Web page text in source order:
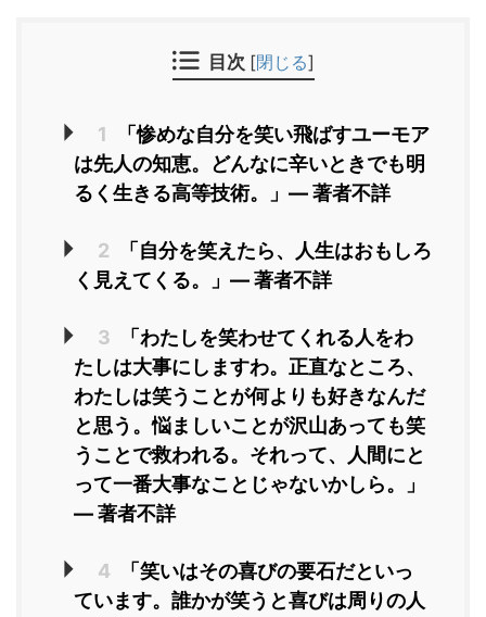
目次 [閉じる]
1
「惨めな自分を笑い飛ばすユーモア
は先人の知恵。どんなに辛いときでも明
るく生きる高等技術。」― 著者不詳
2
「自分を笑えたら、人生はおもしろ
く見えてくる。」― 著者不詳
3
「わたしを笑わせてくれる人をわ
たしは大事にしますわ。正直なところ、
わたしは笑うことが何よりも好きなんだ
と思う。悩ましいことが沢山あっても笑
うことで救われる。それって、人間にと
って一番大事なことじゃないかしら。」
― 著者不詳
4
「笑いはその喜びの要石だといっ
ています。誰かが笑うと喜びは周りの人